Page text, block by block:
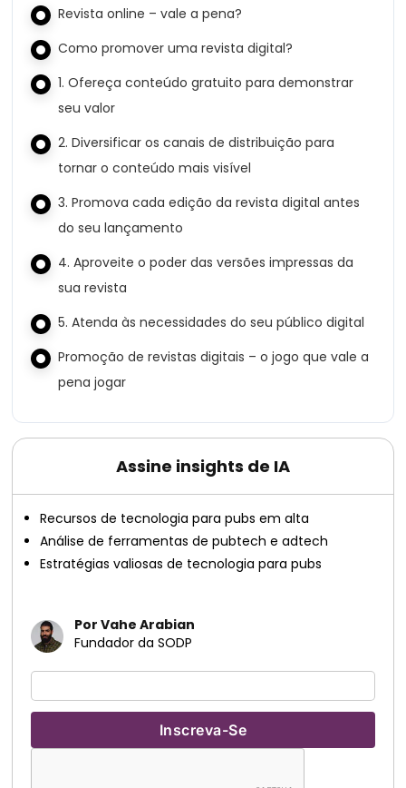
Revista online – vale a pena?
Como promover uma revista digital?
1. Ofereça conteúdo gratuito para demonstrar
seu valor
2. Diversificar os canais de distribuição para
tornar o conteúdo mais visível
3. Promova cada edição da revista digital antes
do seu lançamento
4. Aproveite o poder das versões impressas da
sua revista
5. Atenda às necessidades do seu público digital
Promoção de revistas digitais – o jogo que vale a
pena jogar
Assine insights de IA
Recursos de tecnologia para pubs em alta
Análise de ferramentas de pubtech e adtech
Estratégias valiosas de tecnologia para pubs
Por Vahe Arabian
Fundador da SODP